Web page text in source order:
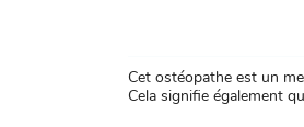
Cet ostéopathe est un
Cela signifie également